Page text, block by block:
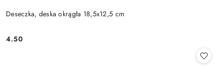
Deseczka, deska okrągła 18,5x12,5 cm
Cena:
4.50